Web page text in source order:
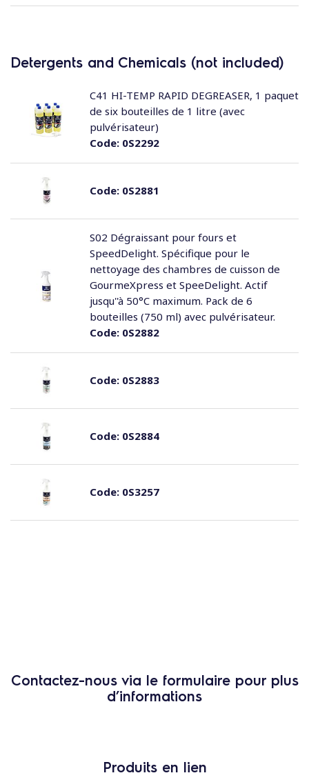
Detergents and Chemicals (not included)
Code:0S2292
C41 HI-TEMP RAPID DEGREASER, 1 paquet
de six bouteilles de 1 litre (avec
pulvérisateur)
Code:0S2881
Code:0S2882
S02 Dégraissant pour fours et
SpeedDelight. Spécifique pour le
nettoyage des chambres de cuisson de
GourmeXpress et SpeeDelight. Actif
jusqu''à 50°C maximum. Pack de 6
bouteilles (750 ml) avec pulvérisateur.
Code:0S2883
Code:0S2884
Code:0S3257
Contactez-nous via le formulaire pour plus
d’informations
Produits en lien